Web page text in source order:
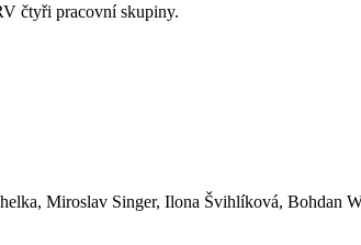
čtyři pracovní skupiny.
Miroslav Singer, Ilona Švihlíková, Bohdan